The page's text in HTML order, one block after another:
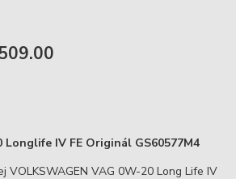
IV FE Originál GS60577M4
VOLKSWAGEN VAG 0W-20 Long Life IV